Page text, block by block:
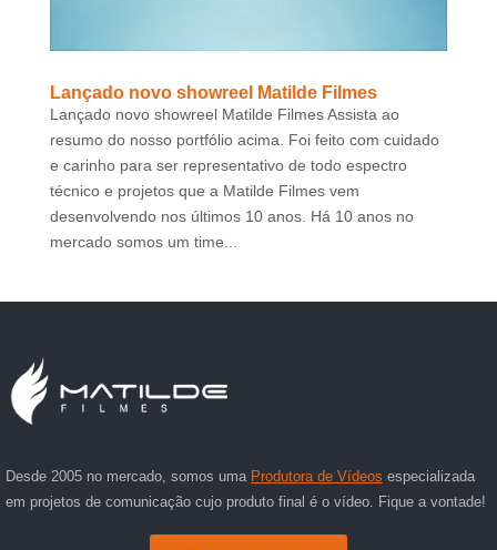
Lançado novo showreel Matilde Filmes
Lançado novo showreel Matilde Filmes Assista ao
resumo do nosso portfólio acima. Foi feito com cuidado
e carinho para ser representativo de todo espectro
técnico e projetos que a Matilde Filmes vem
desenvolvendo nos últimos 10 anos. Há 10 anos no
mercado somos um time...
Desde 2005 no mercado, somos uma Produtora de Vídeos especializada
em projetos de comunicação cujo produto final é o vídeo. Fique a vontade!